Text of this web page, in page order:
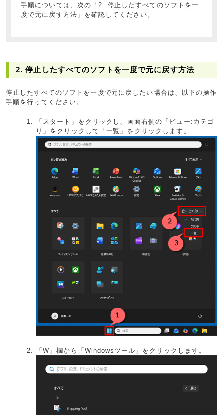
手順については、次の「2. 停止したすべてのソフトを一
度で元に戻す方法」を確認してください。
2. 停止したすべてのソフトを一度で元に戻す方法
停止したすべてのソフトを一度で元に戻したい場合は、以下の操作
手順を行ってください。
「スタート」をクリックし、画面右側の「ビュー:カテゴ
リ」をクリックして「一覧」をクリックします。
「W」欄から「Windowsツール」をクリックします。